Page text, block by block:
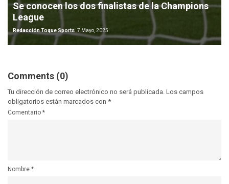
Se conocen los dos finalistas de la Champions
League
Redacción Toque Sports 7 Mayo, 2025
Comments (0)
Tu dirección de correo electrónico no será publicada. Los campos
obligatorios están marcados con *
Comentario *
Nombre *